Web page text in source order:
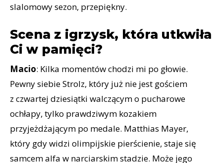
slalomowy sezon, przepiękny.
Scena z igrzysk, która utkwiła
Ci w pamięci?
Macio: Kilka momentów chodzi mi po głowie.
Pewny siebie Strolz, który już nie jest gościem
z czwartej dziesiątki walczącym o pucharowe
ochłapy, tylko prawdziwym kozakiem
przyjeżdżającym po medale. Matthias Mayer,
który gdy widzi olimpijskie pierścienie, staje się
samcem alfa w narciarskim stadzie. Może jego